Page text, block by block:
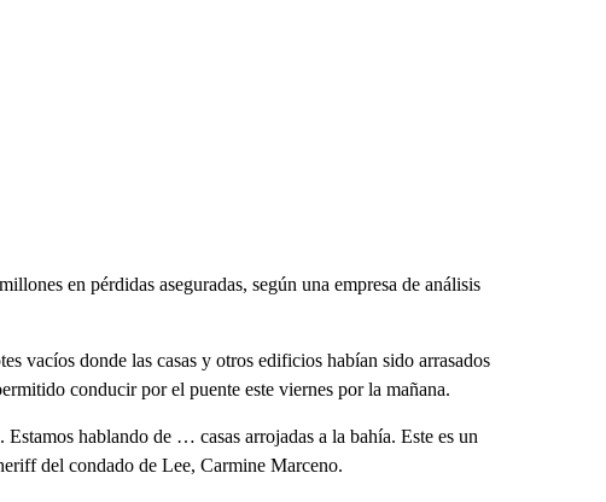
en pérdidas aseguradas, según una empresa de análisis
vacíos donde las casas y otros edificios habían sido arrasados
conducir por el puente este viernes por la mañana.
hablando de … casas arrojadas a la bahía. Este es un
del condado de Lee, Carmine Marceno.